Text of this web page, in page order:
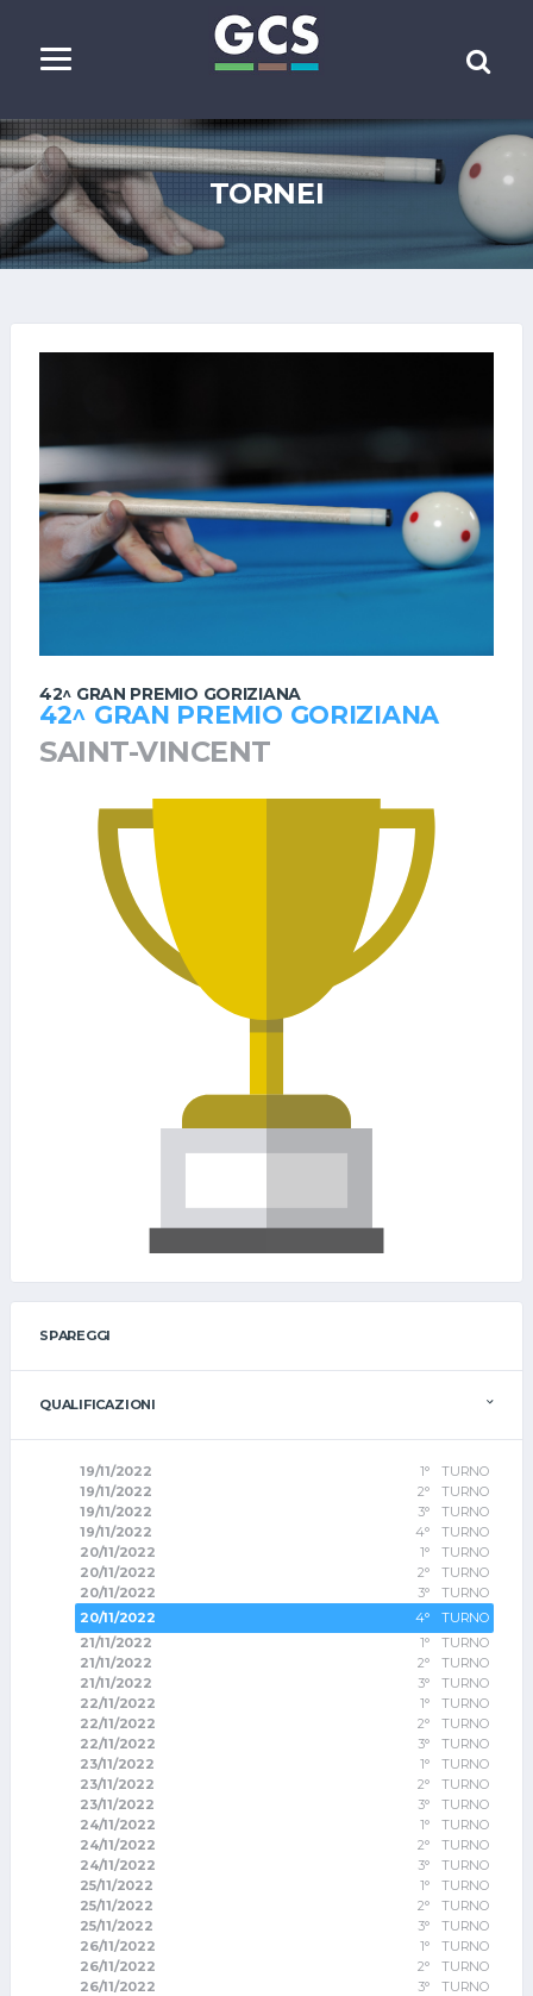
TORNEI
42^ GRAN PREMIO GORIZIANA
42^ GRAN PREMIO GORIZIANA
SAINT-VINCENT
SPAREGGI
QUALIFICAZIONI
19/11/2022
1° TURNO
19/11/2022
2° TURNO
19/11/2022
3° TURNO
19/11/2022
4° TURNO
20/11/2022
1° TURNO
20/11/2022
2° TURNO
20/11/2022
3° TURNO
20/11/2022
4° TURNO
21/11/2022
1° TURNO
21/11/2022
2° TURNO
21/11/2022
3° TURNO
22/11/2022
1° TURNO
22/11/2022
2° TURNO
22/11/2022
3° TURNO
23/11/2022
1° TURNO
23/11/2022
2° TURNO
23/11/2022
3° TURNO
24/11/2022
1° TURNO
24/11/2022
2° TURNO
24/11/2022
3° TURNO
25/11/2022
1° TURNO
25/11/2022
2° TURNO
25/11/2022
3° TURNO
26/11/2022
1° TURNO
26/11/2022
2° TURNO
26/11/2022
3° TURNO